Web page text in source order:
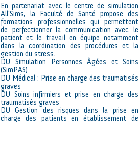
En partenariat avec le centre de simulation
All’Sims, la Faculté de Santé propose des
formations professionnelles qui permettent
de perfectionner la communication avec le
patient et le travail en équipe notamment
dans la coordination des procédures et la
gestion du stress.
DU Simulation Personnes Âgées et Soins
(SimPAS)
DU Médical : Prise en charge des traumatisés
graves
DU Soins infirmiers et prise en charge des
traumatisés graves
DU Gestion des risques dans la prise en
charge des patients en établissement de